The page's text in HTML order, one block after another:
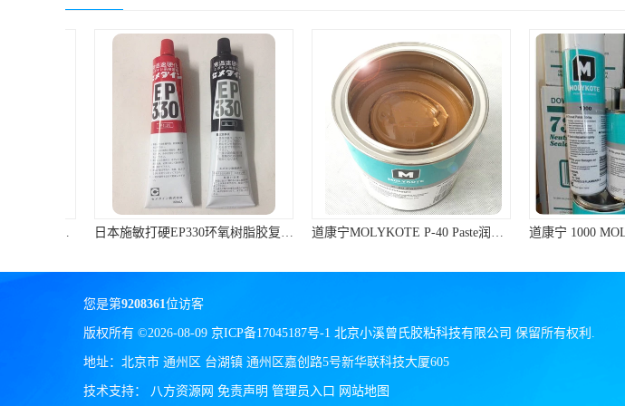
Molykote(磨力可)
日本AUTO化工
野川化学
Sankol(岸本)
乐泰 Loctite
日本施敏打硬EP330环氧树脂胶复合材料黏胶玻璃钢粘结320ML/组 道康宁MOLYKOTE P-40 Paste润滑脂棕色不含金属滑动轴承润滑油膏
您是第9208361位访客
版权所有 ©2026-08-09 京ICP备17045187号-1 北京小溪曾氏胶粘科技有限公司 保留所有权利.
地址：北京市 通州区 台湖镇 通州区嘉创路5号新华联科技大厦605
技术支持： 八方资源网 免责声明 管理员入口 网站地图